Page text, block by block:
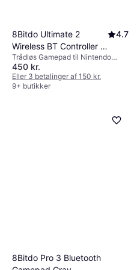
8Bitdo Ultimate 2
Wireless BT Controller -
White
4.7
Trådløs Gamepad til Nintendo
Switch
450 kr.
Eller 3 betalinger af 150 kr.
9+ butikker
8Bitdo Pro 3 Bluetooth